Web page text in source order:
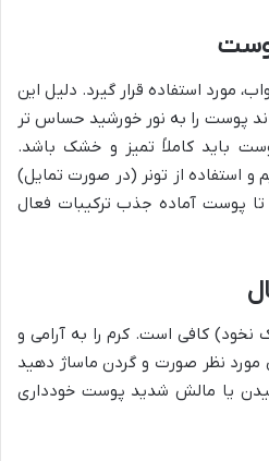
مورد استفاده قرار گیرد. دلیل این
پوست را به نور خورشید حساس تر
باید کاملاً تمیز و خشک باشد.
و استفاده از تونر (در صورت تمایل)
تا پوست آماده جذب ترکیبات فعال
نخود) کافی است. کرم را به آرامی و
نظر صورت و گردن ماساژ دهید
یا مالش شدید پوست خودداری